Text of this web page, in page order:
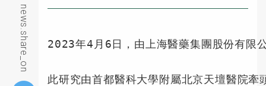
news.share_on 2023年4月6日，由上海醫藥集團股份有限
此研究由首都醫科大學附屬北京天壇醫院